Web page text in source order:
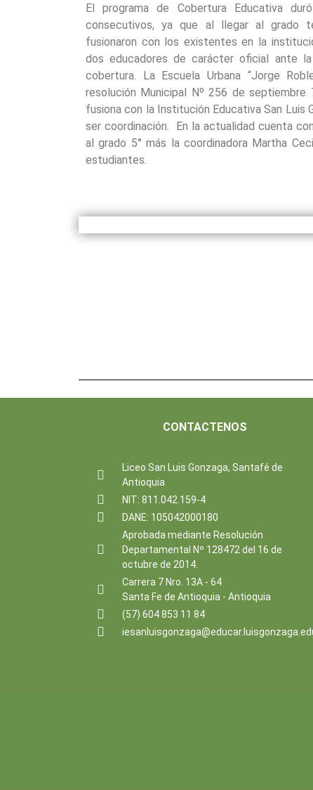
El programa de Cobertura Educativa
consecutivos, ya que al llegar al grado
fusionaron con los existentes en la
dos educadores de carácter oficial ante
cobertura. La Escuela Urbana “Jorge
resolución Municipal Nº 256 de
fusiona con la Institución Educativa San Luis
ser coordinación. En la actualidad cuenta
al grado 5° más la coordinadora Martha
estudiantes.
CONTACTENOS
Liceo San Luis Gonzaga, Santafé de
Antioquia
NIT: 811.042.159-4
DANE: 105042000180
Aprobada mediante Resolución
Departamental Nº 128472 del 16 de
octubre de 2014.
Carrera 7 Nro. 13A - 64
Santa Fe de Antioquia - Antioquia
(57) 604 853 11 84